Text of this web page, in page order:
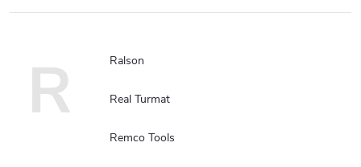
R Ralson
Real Turmat
Remco Tools